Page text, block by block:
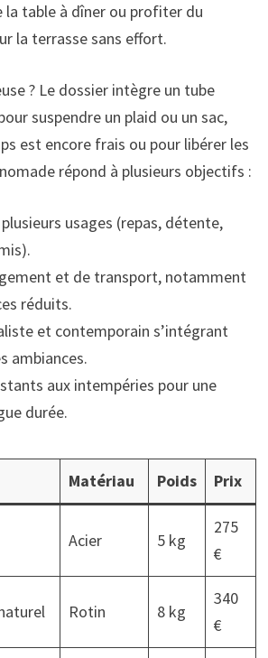
la table à dîner ou profiter du
la terrasse sans effort.
? Le dossier intègre un tube
suspendre un plaid ou un sac,
est encore frais ou pour libérer les
répond à plusieurs objectifs :
usages (repas, détente,
et de transport, notamment
réduits.
et contemporain s’intégrant
ambiances.
aux intempéries pour une
durée.
Matériau Poids Prix
Acier 5 kg
275
€
Rotin 8 kg
340
€